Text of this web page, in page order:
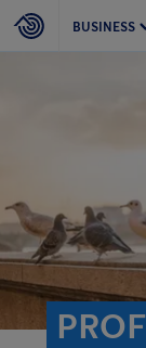
BUSINESS